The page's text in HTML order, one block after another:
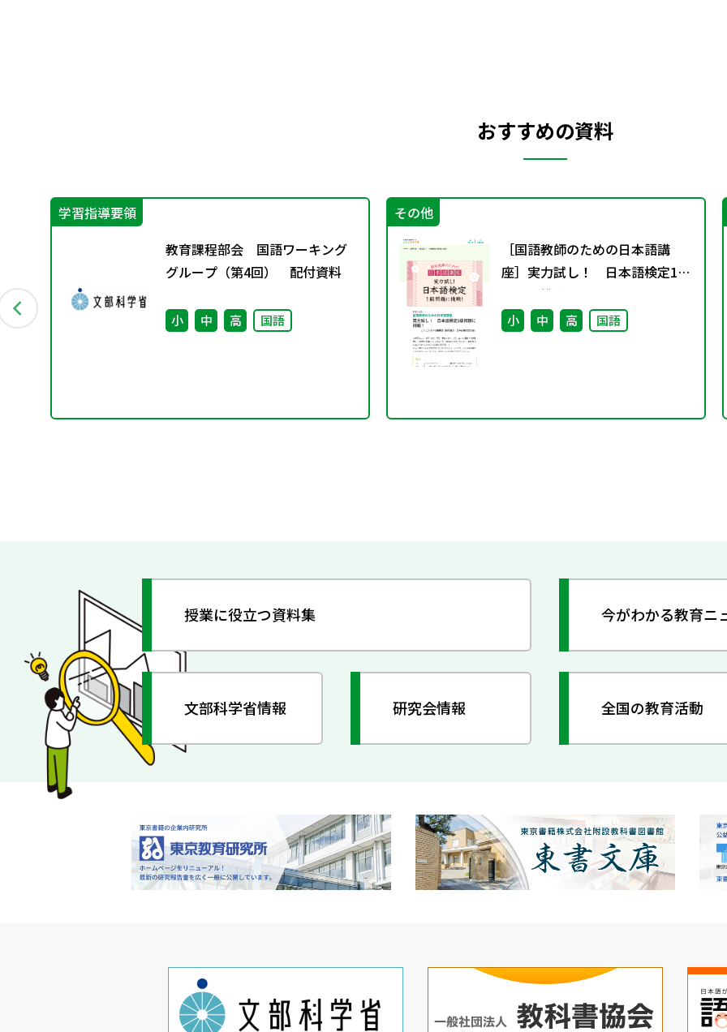
おすすめの資料
学習指導要領
教育課程部会 国語ワーキング
グループ（第4回） 配付資料
小 中 高 国語
その他
［国語教師のための日本語講
座］実力試し！ 日本語検定1級
問題に挑戦！
小 中 高 国語
授業に役立つ資料集 今がわかる教育ニ
文部科学省情報 研究会情報 全国の教育活動